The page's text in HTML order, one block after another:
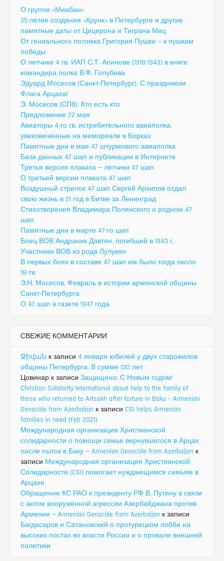
О группе «Миабан»
35-летие создания «Крунк» в Петербурге и другие
памятные даты от Цицерона и Тиграна Мец
От гениального потомка Григория Пушки — к пушкам
победы
О летчике 4 гв. ИАП С.Т. Апинове (1918-1943) в книге
командира полка В.Ф. Голубева
Эдуард Мосесов (Санкт-Петербург). С праздником
Флага Арцаха!
Э. Мосесов (СПб). Кто есть кто
Предложение 22 мая
Авиаторы 4-го гв. истребительного авиаполка,
увековеченные на мемориале в Борках
Памятные дни в мае 47 штурмового авиаполка
База данных 47 шап и публикации в Интернете
Третья версия плаката — летчики 47 шап
О третьей версии плаката 47 шап
Воздушный стрелок 47 шап Сергей Архипов отдал
свою жизнь в 21 год в Битве за Ленинград
Стихотворения Владимира Полянского о родном 47
шап
Памятные дни в марте 47-го шап
Боец ВОВ Андраник Давтян, погибший в 1943 г.
Участники ВОВ из рода Лулукян
В первых боях в составе 47 шап им было тогда около
18-ти
Э.Н. Мосесов. Февраль в истории армянской общины
Санкт-Петербурга
О 47 шап в газете 1947 года
СВЕЖИЕ КОММЕНТАРИИ
Ջիվան к записи 4 января юбилей у двух старожилов
общины Петербурга. В сумме 130 лет
Цовинар к записи Защищено: С Новым годом!
Christian Solidarity International about help to the family of
those who returned to Artsakh after torture in Baku – Armenian
Genocide from Azerbaijan к записи CSI helps Armenian
families in need (Feb 2021)
Международная организация Христианской
солидарности о помощи семье вернувшегося в Арцах
после пыток в Баку — Armenian Genocide from Azerbaijan к
записи Международная организация Христианской
Солидарности (CSI) помогает нуждающимся семьям в
Арцахе
Обращение КС РАО к президенту РФ В. Путину в связи
с актом вооружённой агрессии Азербайджана против
Армении — Armenian Genocide from Azerbaijan к записи
Багдасаров и Сатановский о протурецком лобби на
высоких постах во власти России и о провале внешней
политики